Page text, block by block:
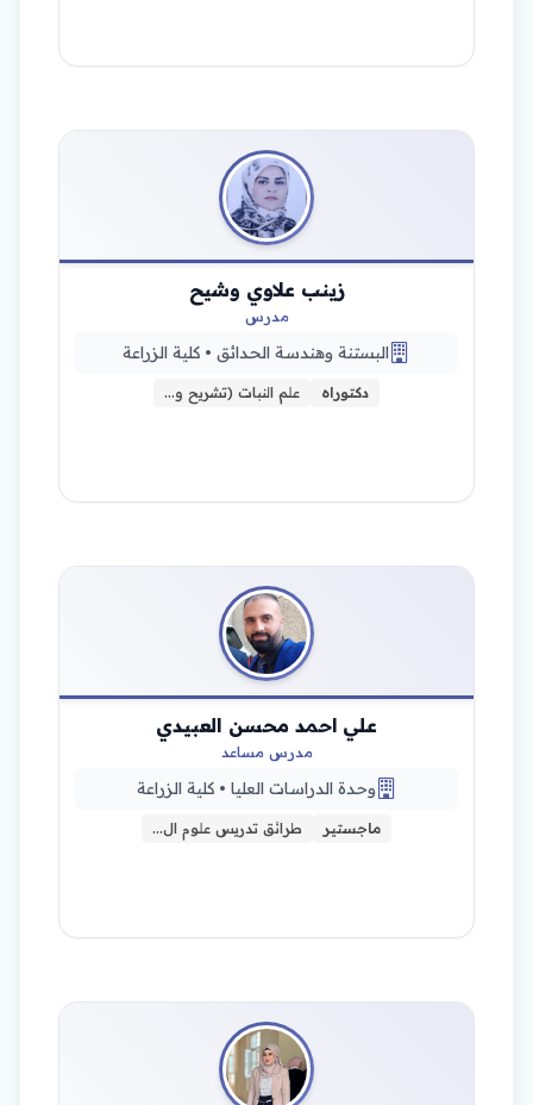
زينب علاوي وشيح
مدرس
البستنة وهندسة الحدائق • كلية الزراعة
دكتوراه علم النبات (تشريح و…
علي احمد محسن العبيدي
مدرس مساعد
وحدة الدراسات العليا • كلية الزراعة
ماجستير طرائق تدريس علوم ال…